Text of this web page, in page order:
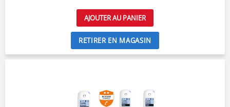
AJOUTER AU PANIER
RETIRER EN MAGASIN